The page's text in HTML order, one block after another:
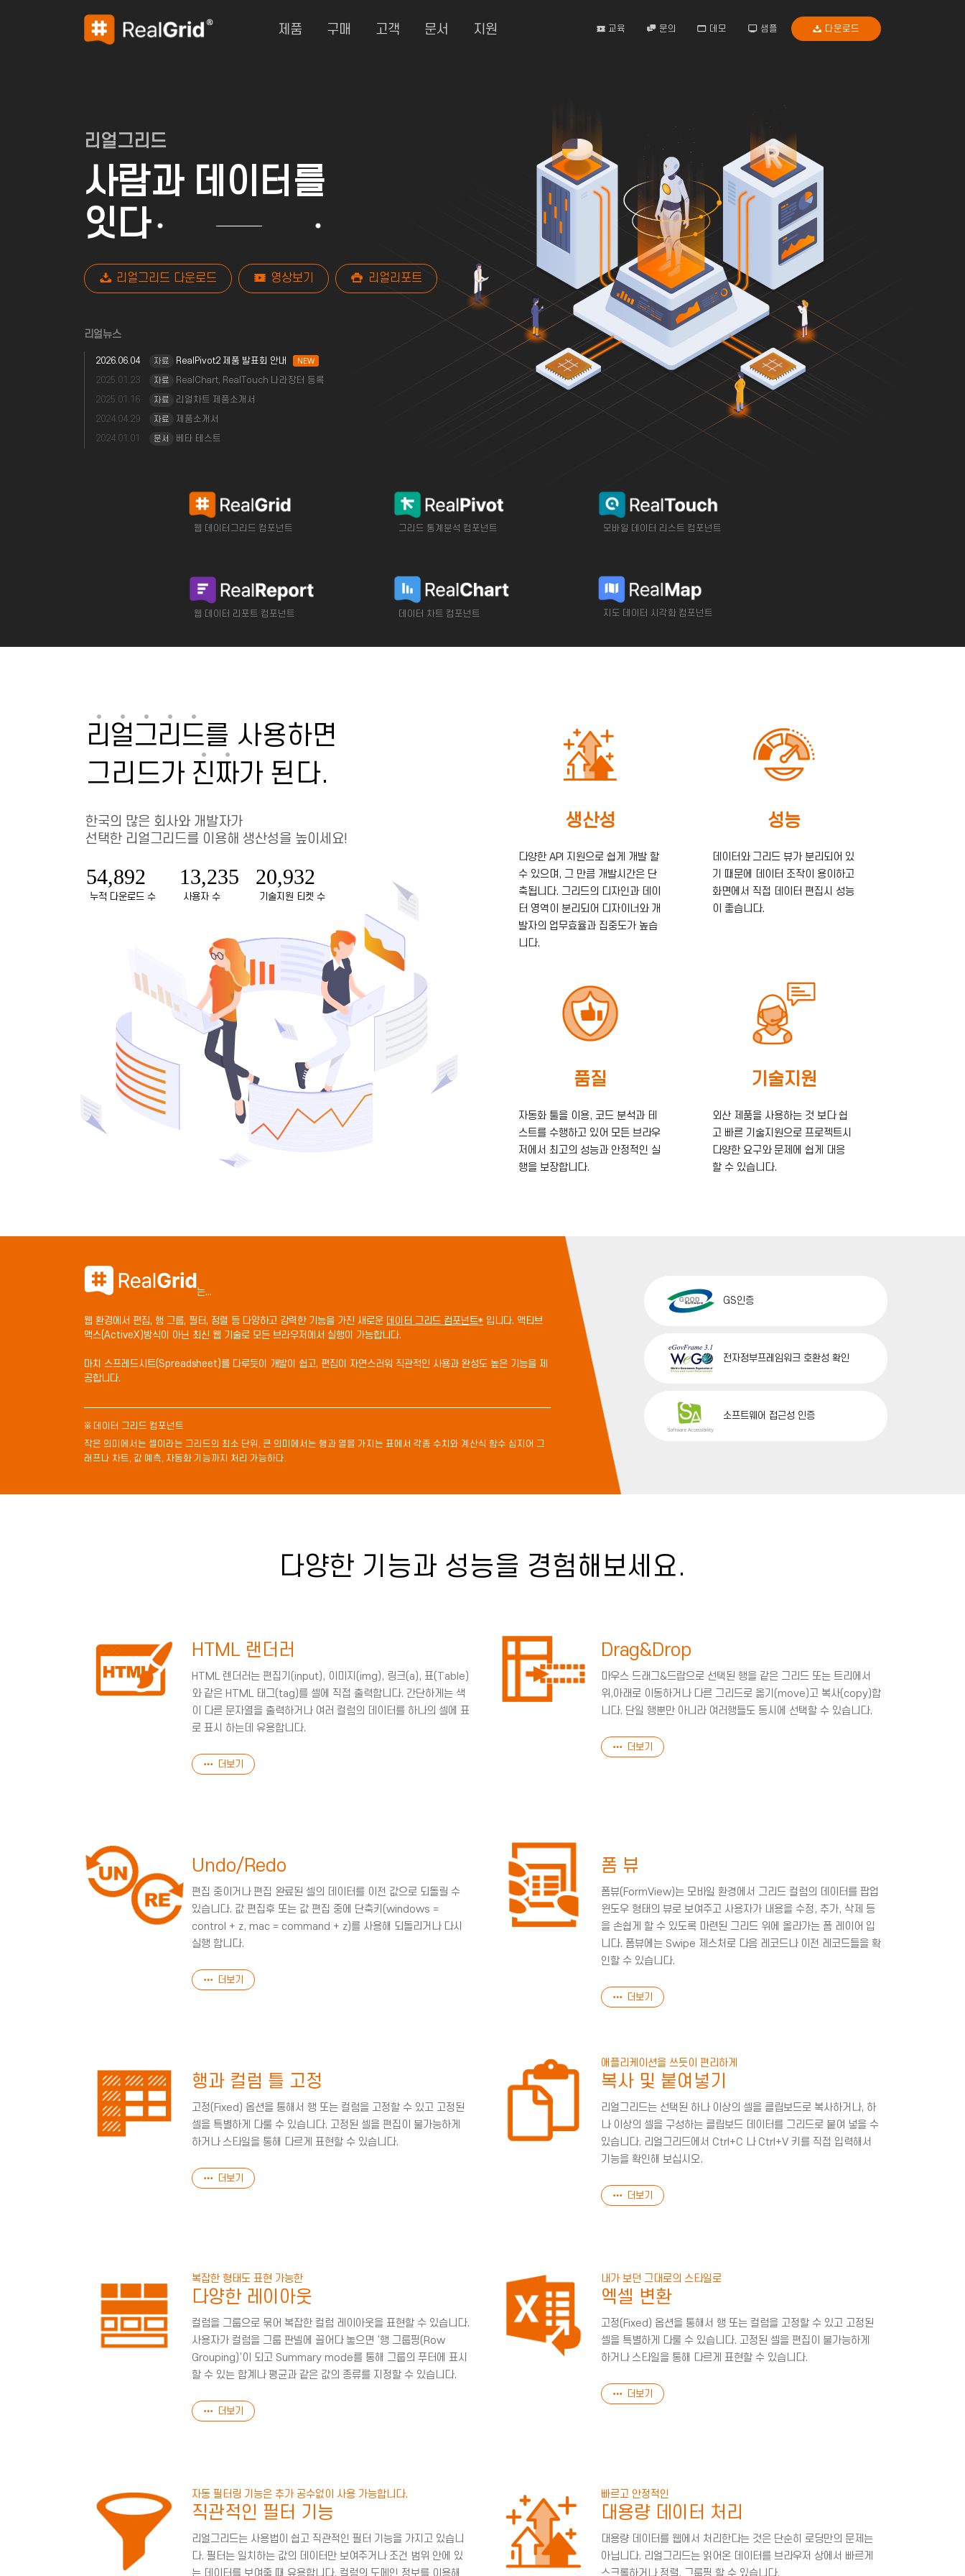
제품 구매 고객 문서 지원 교육 문의 데모 샘플 다운로드
리얼그리드
사람과 데이터를
잇다
리얼그리드 다운로드 영상보기 리얼리포트
리얼뉴스
2026.06.04 자료 RealPivot2 제품 발표회 안내 NEW
2025.01.23 자료
RealChart, RealTouch 나라장터 등록
2025.01.16
자료
리얼차트 제품소개서
2024.04.29
자료
제품소개서
2024.01.01
문서 베타 테스트
웹 데이터그리드 컴포넌트 그리드 통계분석 컴포넌트 모바일 데이터 리스트 컴포넌트
웹 데이터 리포트 컴포넌트 데이터 차트 컴포넌트 지도 데이터 시각화 컴포넌트
리 얼그리 드를 사용하면
그리드가 진짜가 된다.
한국의 많은 회사와 개발자가
선택한 리얼그리드를 이용해 생산성을 높이세요!
54,892
누적 다운로드 수
13,235
사용자 수
20,932
기술지원 티켓 수
생산성
다양한 API 지원으로 쉽게 개발 할
수 있으며, 그 만큼 개발시간은 단
축됩니다. 그리드의 디자인과 데이
터 영역이 분리되어 디자이너와 개
발자의 업무효율과 집중도가 높습
니다.
성능
데이터와 그리드 뷰가 분리되어 있
기 때문에 데이터 조작이 용이하고
화면에서 직접 데이터 편집시 성능
이 좋습니다.
품질
자동화 툴을 이용, 코드 분석과 테
스트를 수행하고 있어 모든 브라우
저에서 최고의 성능과 안정적인 실
행을 보장합니다.
기술지원
외산 제품을 사용하는 것 보다 쉽
고 빠른 기술지원으로 프로젝트시
다양한 요구와 문제에 쉽게 대응
할 수 있습니다.
는...
웹 환경에서 편집, 행 그룹, 필터, 정렬 등 다양하고 강력한 기능을 가진 새로운 데이터 그리드 컴포넌트* 입니다. 액티브
액스(ActiveX)방식이 아닌 최신 웹 기술로 모든 브라우저에서 실행이 가능합니다.
마치 스프레드시트(Spreadsheet)를 다루듯이 개발이 쉽고, 편집이 자연스러워 직관적인 사용과 완성도 높은 기능을 제
공합니다.
※ 데이터 그리드 컴포넌트
작은 의미에서는 셀이라는 그리드의 최소 단위, 큰 의미에서는 행과 열을 가지는 표에서 각종 수치와 계산식 함수 심지어 그
래프나 차트, 값 예측, 자동화 기능까지 처리 가능하다.
GS인증
전자정부프레임워크 호환성 확인
소프트웨어 접근성 인증
다양한 기능과 성능을 경험해보세요.
HTML 랜더러
HTML 렌더러는 편집기(input), 이미지(img), 링크(a), 표(Table)
와 같은 HTML 태그(tag)를 셀에 직접 출력합니다. 간단하게는 색
이 다른 문자열을 출력하거나 여러 컬럼의 데이터를 하나의 셀에 표
로 표시 하는데 유용합니다.
더보기
Drag&Drop
마우스 드래그&드랍으로 선택된 행을 같은 그리드 또는 트리에서
위,아래로 이동하거나 다른 그리드로 옮기(move)고 복사(copy)합
니다. 단일 행뿐만 아니라 여러행들도 동시에 선택할 수 있습니다.
더보기
Undo/Redo
편집 중이거나 편집 완료된 셀의 데이터를 이전 값으로 되돌릴 수
있습니다. 값 편집후 또는 값 편집 중에 단축키(windows =
control + z, mac = command + z)를 사용해 되돌리거나 다시
실행 합니다.
더보기
폼 뷰
폼뷰(FormView)는 모바일 환경에서 그리드 컬럼의 데이터를 팝업
윈도우 형태의 뷰로 보여주고 사용자가 내용을 수정, 추가, 삭제 등
을 손쉽게 할 수 있도록 마련된 그리드 위에 올라가는 폼 레이어 입
니다. 폼뷰에는 Swipe 제스처로 다음 레코드나 이전 레코드들을 확
인할 수 있습니다.
더보기
행과 컬럼 틀 고정
고정(Fixed) 옵션을 통해서 행 또는 컬럼을 고정할 수 있고 고정된
셀을 특별하게 다룰 수 있습니다. 고정된 셀을 편집이 불가능하게
하거나 스타일을 통해 다르게 표현할 수 있습니다.
더보기
애플리케이션을 쓰듯이 편리하게
복사 및 붙여넣기
리얼그리드는 선택된 하나 이상의 셀을 클립보드로 복사하거나, 하
나 이상의 셀을 구성하는 클립보드 데이터를 그리드로 붙여 넣을 수
있습니다. 리얼그리드에서 Ctrl+C 나 Ctrl+V 키를 직접 입력해서
기능을 확인해 보십시오.
더보기
복잡한 형태도 표현 가능한
다양한 레이아웃
컬럼을 그룹으로 묶어 복잡한 컬럼 레이아웃을 표현할 수 있습니다.
사용자가 컬럼을 그룹 판넬에 끌어다 놓으면 ‘행 그룹핑(Row
Grouping)’이 되고 Summary mode를 통해 그룹의 푸터에 표시
할 수 있는 합계나 평균과 같은 값의 종류를 지정할 수 있습니다.
더보기
내가 보던 그대로의 스타일로
엑셀 변환
고정(Fixed) 옵션을 통해서 행 또는 컬럼을 고정할 수 있고 고정된
셀을 특별하게 다룰 수 있습니다. 고정된 셀을 편집이 불가능하게
하거나 스타일을 통해 다르게 표현할 수 있습니다.
더보기
자동 필터링 기능은 추가 공수없이 사용 가능합니다.
직관적인 필터 기능
리얼그리드는 사용법이 쉽고 직관적인 필터 기능을 가지고 있습니
다. 필터는 일치하는 값의 데이터만 보여주거나 조건 범위 안에 있
는 데이터를 보여줄 때 유용합니다. 컬럼의 도메인 정보를 이용해
빠르고 안정적인
대용량 데이터 처리
대용량 데이터를 웹에서 처리한다는 것은 단순히 로딩만의 문제는
아닙니다. 리얼그리드는 읽어온 데이터를 브라우저 상에서 빠르게
스크롤하거나 정렬, 그룹핑 할 수 있습니다.